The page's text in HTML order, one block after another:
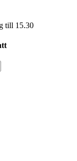
​​till 15.30